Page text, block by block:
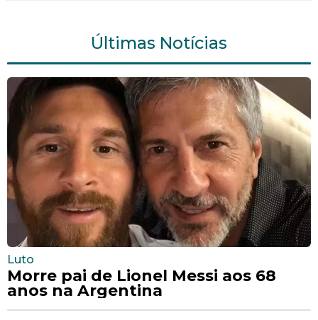
Últimas Notícias
Luto
Morre pai de Lionel Messi aos 68
anos na Argentina